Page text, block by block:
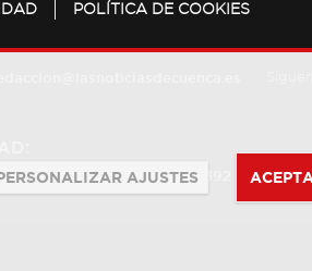
POLÍTICA DE COOKIES
684 126 573 / 670 726 392
AJUSTES